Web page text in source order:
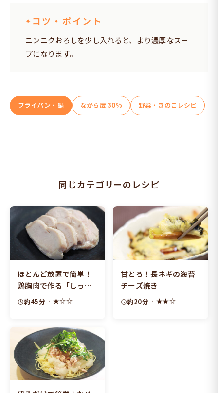
コツ・ポイント
ニンニクおろしを少し入れると、より濃厚なスー
プになります。
フライパン・鍋 ながら度 30% 野菜・きのこレシピ
同じカテゴリーのレシピ
ほとんど放置で簡単！
鶏胸肉で作る「しっと
り鶏ハム」
約45分 · ★☆☆
甘とろ！長ネギの海苔
チーズ焼き
約20分 · ★★☆